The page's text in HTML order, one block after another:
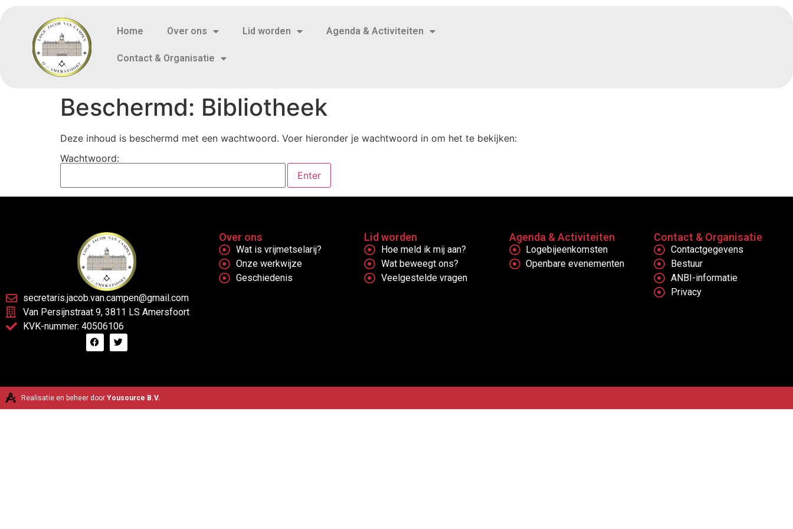
Home Over ons Lid worden Agenda & Activiteiten
Contact & Organisatie
Beschermd: Bibliotheek
Deze inhoud is beschermd met een wachtwoord. Voer hieronder je wachtwoord in om het te bekijken:
Wachtwoord:
secretaris.jacob.van.campen@gmail.com
Van Persijnstraat 9, 3811 LS Amersfoort
KVK-nummer: 40506106
Over ons
Wat is vrijmetselarij?
Onze werkwijze
Geschiedenis
Lid worden
Hoe meld ik mij aan?
Wat beweegt ons?
Veelgestelde vragen
Agenda & Activiteiten
Logebijeenkomsten
Openbare evenementen
Contact & Organisatie
Contactgegevens
Bestuur
ANBI-informatie
Privacy
Realisatie en beheer doorYousource B.V.